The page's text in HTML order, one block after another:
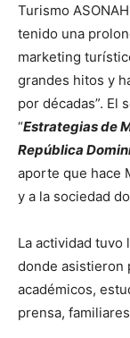
Turismo
tenido una
marketing
grandes hitos y
por décadas”. El
“Estrategias de
República
aporte que hace
y a la sociedad
La actividad tuvo
donde asistieron
académicos,
prensa,